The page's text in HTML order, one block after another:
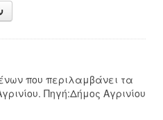
που περιλαμβάνει τα
Πηγή:Δήμος Αγρινίου